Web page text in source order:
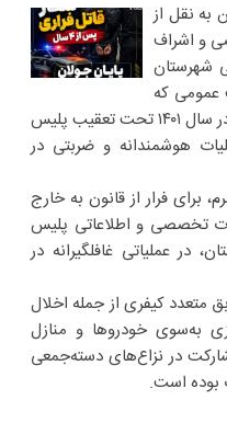
به نقل از
و اشراف
شهرستان
عمومی که
به جرم ارتکاب قتل یک بانوی باردار در سال ۱۴۰۱ تحت تعقیب پلیس
هوشمندانه و ضربتی در
برای فرار از قانون به خارج
تخصصی و اطلاعاتی پلیس
در عملیاتی غافلگیرانه در
متعدد کیفری از جمله اخلال
به‌سوی خودروها و منازل
در نزاع‌های دسته‌جمعی
بوده است.